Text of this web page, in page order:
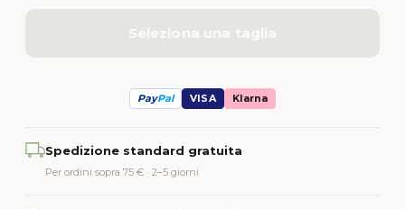
Seleziona una taglia
PayPal VISA Klarna
Spedizione standard gratuita
Per ordini sopra 75 € · 2–5 giorni